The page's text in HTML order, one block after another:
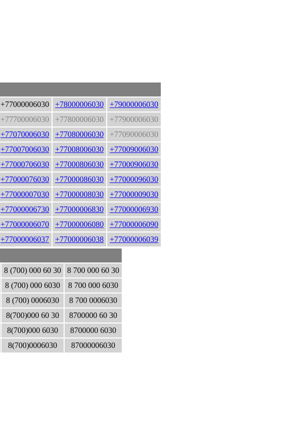
+77000006030 +78000006030
+79000006030
+77700006030 +77800006030
+77900006030
+77070006030 +77080006030
+77090006030
+77007006030 +77008006030
+77009006030
+77000706030 +77000806030
+77000906030
+77000076030 +77000086030
+77000096030
+77000007030 +77000008030
+77000009030
+77000006730 +77000006830
+77000006930
+77000006070 +77000006080
+77000006090
+77000006037 +77000006038
+77000006039
8 (700) 000 60 30
8 700 000 60 30
8 (700) 000 6030
8 700 000 6030
8 (700) 0006030
8 700 0006030
8(700)000 60 30
8700000 60 30
8(700)000 6030
8700000 6030
8(700)0006030 87000006030